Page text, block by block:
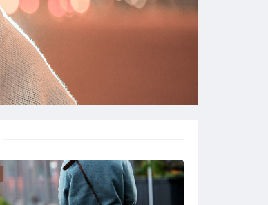
66666666666666666
来自：古腾堡区块，短代码演示
测试评论后查看隐藏内容。
来自： 古腾堡区块，短代码演示